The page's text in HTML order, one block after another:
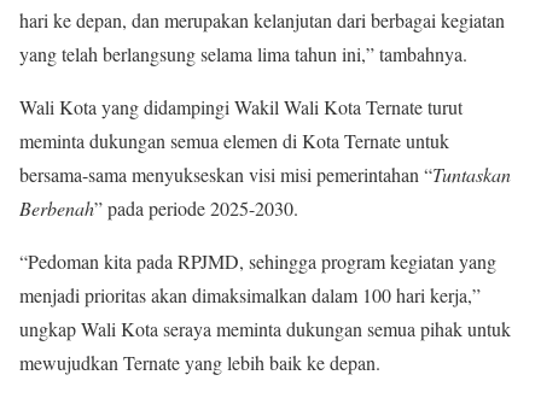
hari ke depan, dan merupakan kelanjutan dari berbagai kegiatan
yang telah berlangsung selama lima tahun ini,” tambahnya.
Wali Kota yang didampingi Wakil Wali Kota Ternate turut
meminta dukungan semua elemen di Kota Ternate untuk
bersama-sama menyukseskan visi misi pemerintahan “Tuntaskan
Berbenah” pada periode 2025-2030.
“Pedoman kita pada RPJMD, sehingga program kegiatan yang
menjadi prioritas akan dimaksimalkan dalam 100 hari kerja,”
ungkap Wali Kota seraya meminta dukungan semua pihak untuk
mewujudkan Ternate yang lebih baik ke depan.